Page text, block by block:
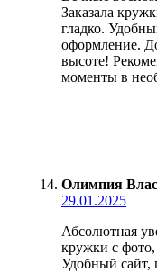
Заказала
гладко.
оформление.
высоте!
моменты в
Олимпия
29.01.2025
Абсолютная
кружки с фото,
Удобный сайт,